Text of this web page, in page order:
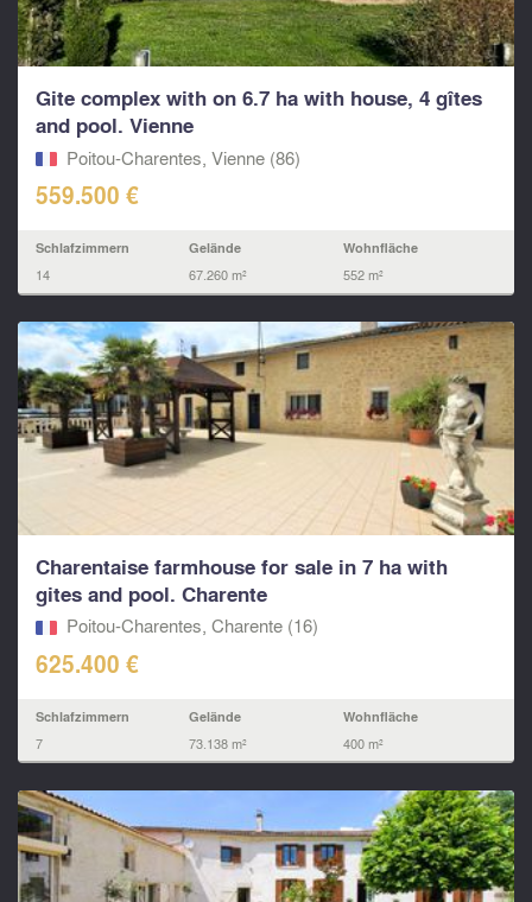
Gite complex with on 6.7 ha with house, 4 gîtes
and pool. Vienne
Poitou-Charentes, Vienne (86)
559.500 €
Schlafzimmern
14
Gelände
67.260 m²
Wohnfläche
552 m²
Charentaise farmhouse for sale in 7 ha with
gites and pool. Charente
Poitou-Charentes, Charente (16)
625.400 €
Schlafzimmern
7
Gelände
73.138 m²
Wohnfläche
400 m²